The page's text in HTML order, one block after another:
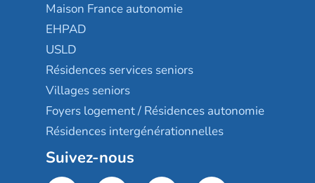
Maison France autonomie
EHPAD
USLD
Résidences services seniors
Villages seniors
Foyers logement / Résidences autonomie
Résidences intergénérationnelles
Suivez-nous